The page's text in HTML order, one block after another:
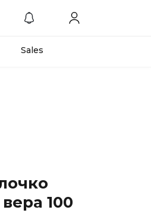
Sales
100